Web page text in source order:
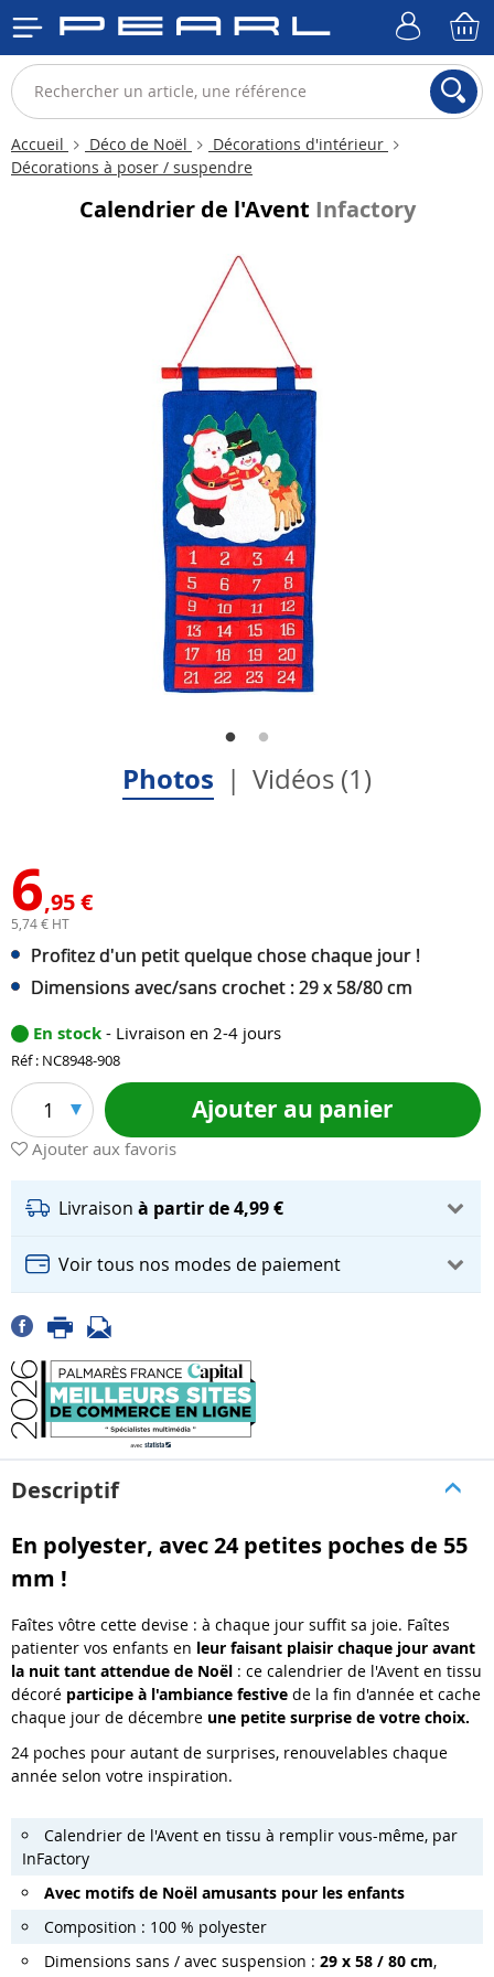
Accueil Déco de Noël
Décorations d'intérieur
Décorations à poser / suspendre
Calendrier de l'Avent Infactory
Photos Vidéos (1)
6,95 €
5,74 € HT
Profitez d'un petit quelque chose chaque jour !
Dimensions avec/sans crochet : 29 x 58/80 cm
En stock - Livraison en 2-4 jours
Réf : NC8948-908
1 Ajouter au panier
Ajouter aux favoris
Livraison à partir de 4,99 €
Voir tous nos modes de paiement
Descriptif
En polyester, avec 24 petites poches de 55
mm !
Faîtes vôtre cette devise : à chaque jour suffit sa joie. Faîtes
patienter vos enfants en leur faisant plaisir chaque jour avant
la nuit tant attendue de Noël : ce calendrier de l'Avent en tissu
décoré participe à l'ambiance festive de la fin d'année et cache
chaque jour de décembre une petite surprise de votre choix.
24 poches pour autant de surprises, renouvelables chaque
année selon votre inspiration.
Calendrier de l'Avent en tissu à remplir vous-même, par
InFactory
Avec motifs de Noël amusants pour les enfants
Composition : 100 % polyester
Dimensions sans / avec suspension : 29 x 58 / 80 cm,